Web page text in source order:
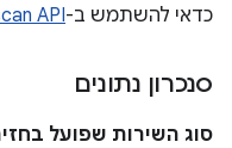
כדאי להשתמש ב-API
סנכרון נתונים
סוג השירות שפועל